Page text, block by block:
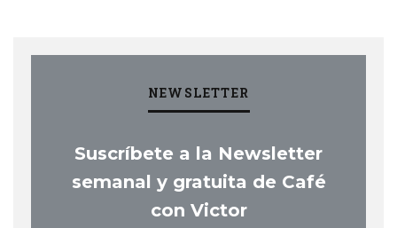
NEWSLETTER
Suscríbete a la Newsletter
semanal y gratuita de Café
con Victor